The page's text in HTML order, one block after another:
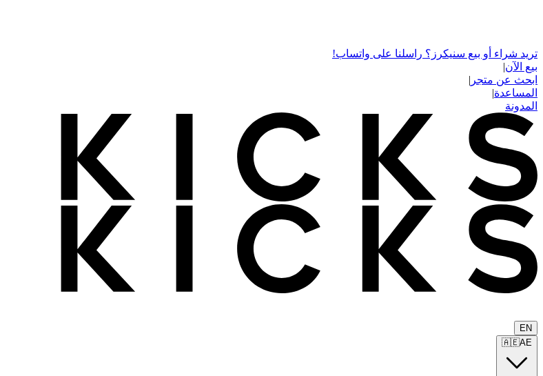
تريد شراء أو بيع سنيكرز؟ راسلنا على واتساب!
بيع الآن|
ابحث عن متجر |
المساعدة|
المدونة
EN
🇦🇪AE